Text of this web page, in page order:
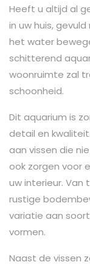
Heeft u altijd al
in uw huis,
het water
schitterend
woonruimte zal
schoonheid.
Dit aquarium is
detail en
aan vissen die
ook zorgen voor
uw interieur. Van
rustige
variatie aan
vormen.
Naast de vissen